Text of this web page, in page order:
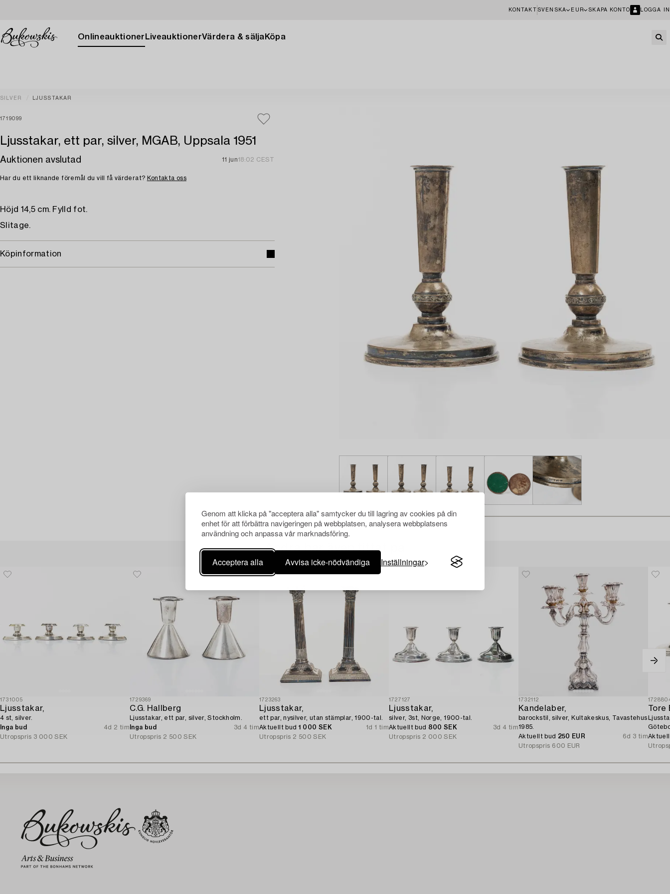
Genom att klicka på "acceptera alla" samtycker du till lagring av cookies på din
enhet för att förbättra navigeringen på webbplatsen, analysera webbplatsens
användning och anpassa vår marknadsföring.
Acceptera alla Avvisa icke-nödvändiga Inställningar
KONTAKT SVENSKA EUR SKAPA KONTO LOGGA IN
Onlineauktioner LiveauktionerVärdera & sälja Köpa
SILVER LJUSSTAKAR
1719099
Ljusstakar, ett par, silver, MGAB, Uppsala 1951
Auktionen avslutad 11 jun18:02 CEST
Har du ett liknande föremål du vill få värderat? Kontakta oss
Höjd 14,5 cm. Fylld fot.
Slitage.
Köpinformation
Andra har även tittat på
1731005
Ljusstakar,
4 st, silver.
Inga bud
4d 2 tim
Utropspris 3 000 SEK
1729369
C.G. Hallberg
Ljusstakar, ett par, silver, Stockholm.
Inga bud
3d 4 tim
Utropspris 2 500 SEK
1723263
Ljusstakar,
ett par, nysilver, utan stämplar, 1900-tal.
Aktuellt bud 1 000 SEK
1d 1 tim
Utropspris 2 500 SEK
1727127
Ljusstakar,
silver, 3st, Norge, 1900-tal.
Aktuellt bud 800 SEK
3d 4 tim
Utropspris 2 000 SEK
1732112
Kandelaber,
barockstil, silver, Kultakeskus, Tavastehus
1985.
Aktuellt bud 250 EUR
6d 3 tim
Utropspris 600 EUR
Tore